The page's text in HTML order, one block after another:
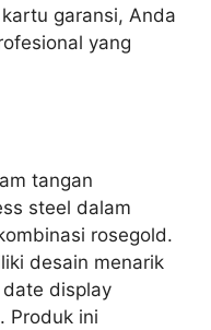
garansi, Anda
yang
tangan
steel dalam
rosegold.
desain menarik
display
Produk ini